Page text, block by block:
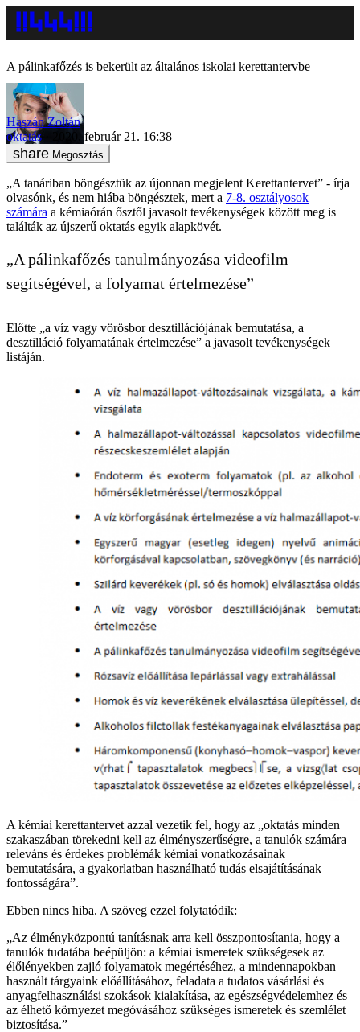
A pálinkafőzés is bekerült az általános iskolai kerettantervbe
Haszán Zoltán
oktatás
2020. február 21. 16:38
Megosztás
„A tanáriban böngésztük az újonnan megjelent Kerettantervet” - írja
olvasónk, és nem hiába böngésztek, mert a 7-8. osztályosok
számára a kémiaórán ősztől javasolt tevékenységek között meg is
találták az újszerű oktatás egyik alapkövét.
„A pálinkafőzés tanulmányozása videofilm
segítségével, a folyamat értelmezése”
Előtte „a víz vagy vörösbor desztillációjának bemutatása, a
desztilláció folyamatának értelmezése” a javasolt tevékenységek
listáján.
A kémiai kerettantervet azzal vezetik fel, hogy az „oktatás minden
szakaszában törekedni kell az élményszerűségre, a tanulók számára
releváns és érdekes problémák kémiai vonatkozásainak
bemutatására, a gyakorlatban használható tudás elsajátításának
fontosságára”.
Ebben nincs hiba. A szöveg ezzel folytatódik:
„Az élményközpontú tanításnak arra kell összpontosítania, hogy a
tanulók tudatába beépüljön: a kémiai ismeretek szükségesek az
élőlényekben zajló folyamatok megértéséhez, a mindennapokban
használt tárgyaink előállításához, feladata a tudatos vásárlási és
anyagfelhasználási szokások kialakítása, az egészségvédelemhez és
az élhető környezet megóvásához szükséges ismeretek és szemlélet
biztosítása.”